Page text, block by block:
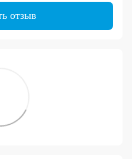
отзыв